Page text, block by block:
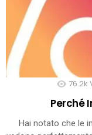
76.2k
Perché
Hai notato che le